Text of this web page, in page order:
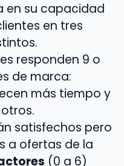
en su capacidad
en tres
responden 9 o
de marca:
más tiempo y
satisfechos pero
a ofertas de la
(0 a 6)